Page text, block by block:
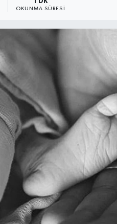
1 DK
OKUNMA SÜRESI